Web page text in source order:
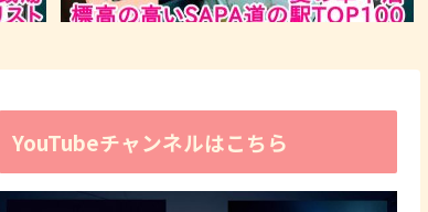
YouTubeチャンネルはこちら